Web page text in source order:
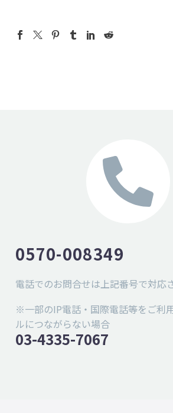
0570-008349
電話でのお問合せは上記番号で対応
※一部のIP電話・国際電話等をご利
ルにつながらない場合
03-4335-7067